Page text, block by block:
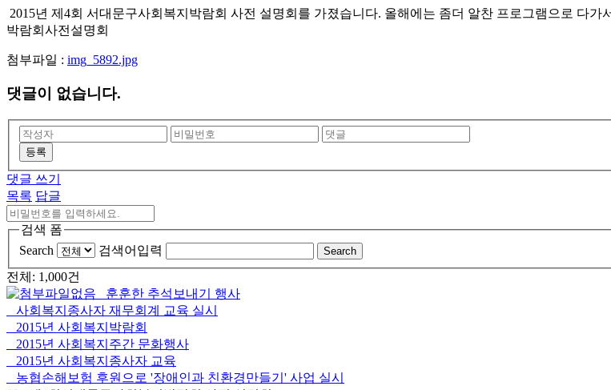
2015년 제4회 서대문구사회복지박람회 사전 설명회를 가졌습니다. 올해에는 좀더 알찬 프로그램으로 다가
박람회사전설명회
첨부파일 : img_5892.jpg
댓글이 없습니다.
등록
댓글 쓰기
목록 답글
검색 폼
Search
검색어입력 Search
전체: 1,000건
훈훈한 추석보내기 행사
사회복지종사자 재무회계 교육 실시
2015년 사회복지박람회
2015년 사회복지주간 문화행사
2015년 사회복지종사자 교육
농협손해보험 후원으로 '장애인과 친환경만들기' 사업 실시